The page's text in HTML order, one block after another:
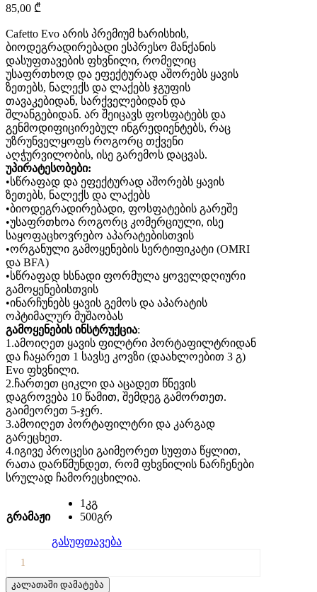
85,00 ₾
Cafetto Evo არის პრემიუმ ხარისხის,
ბიოდეგრადირებადი ესპრესო მანქანის
დასუფთავების ფხვნილი, რომელიც
უსაფრთხოდ და ეფექტურად აშორებს ყავის
ზეთებს, ნალექს და ლაქებს ჯგუფის
თავაკებიდან, სარქველებიდან და
შლანგებიდან. არ შეიცავს ფოსფატებს და
გენმოდიფიცირებულ ინგრედიენტებს, რაც
უზრუნველყოფს როგორც თქვენი
აღჭურვილობის, ისე გარემოს დაცვას.
უპირატესობები:
•სწრაფად და ეფექტურად აშორებს ყავის
ზეთებს, ნალექს და ლაქებს
•ბიოდეგრადირებადი, ფოსფატების გარეშე
•უსაფრთხოა როგორც კომერციული, ისე
საყოფაცხოვრებო აპარატებისთვის
•ორგანული გამოყენების სერტიფიკატი (OMRI
და BFA)
•სწრაფად ხსნადი ფორმულა ყოველდღიური
გამოყენებისთვის
•ინარჩუნებს ყავის გემოს და აპარატის
ოპტიმალურ მუშაობას
გამოყენების ინსტრუქცია:
1.ამოიღეთ ყავის ფილტრი პორტაფილტრიდან
და ჩაყარეთ 1 სავსე კოვზი (დაახლოებით 3 გ)
Evo ფხვნილი.
2.ჩართეთ ციკლი და აცადეთ წნევის
დაგროვება 10 წამით, შემდეგ გამორთეთ.
გაიმეორეთ 5-ჯერ.
3.ამოიღეთ პორტაფილტრი და კარგად
გარეცხეთ.
4.იგივე პროცესი გაიმეორეთ სუფთა წყლით,
რათა დარწმუნდეთ, რომ ფხვნილის ნარჩენები
სრულად ჩამორეცხილია.
გრამაჟი
1კგ
500გრ
გასუფთავება
კალათაში დამატება